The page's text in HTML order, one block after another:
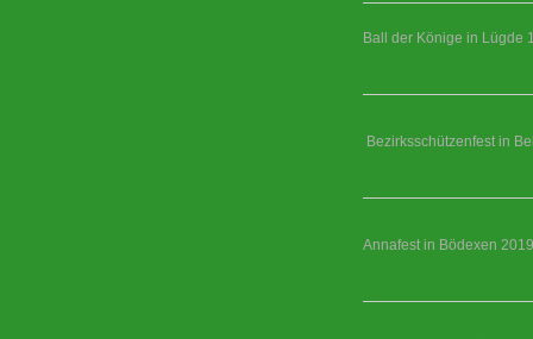
Ball der Könige in Lügde
Bezirksschützenfest in
Annafest in Bödexen 2019